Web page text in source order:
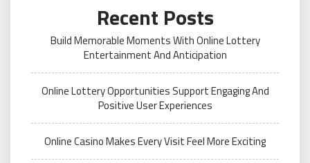
Recent Posts
Build Memorable Moments With Online Lottery
Entertainment And Anticipation
Online Lottery Opportunities Support Engaging And
Positive User Experiences
Online Casino Makes Every Visit Feel More Exciting